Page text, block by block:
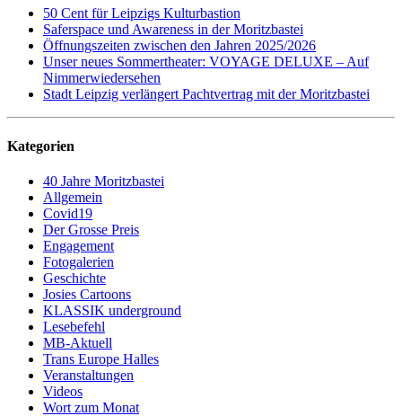
50 Cent für Leipzigs Kulturbastion
Saferspace und Awareness in der Moritzbastei
Öffnungszeiten zwischen den Jahren 2025/2026
Unser neues Sommertheater: VOYAGE DELUXE – Auf
Nimmerwiedersehen
Stadt Leipzig verlängert Pachtvertrag mit der Moritzbastei
Kategorien
40 Jahre Moritzbastei
Allgemein
Covid19
Der Grosse Preis
Engagement
Fotogalerien
Geschichte
Josies Cartoons
KLASSIK underground
Lesebefehl
MB-Aktuell
Trans Europe Halles
Veranstaltungen
Videos
Wort zum Monat